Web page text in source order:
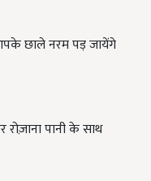
छाले नरम पड़ जायेंगे
पानी के साथ